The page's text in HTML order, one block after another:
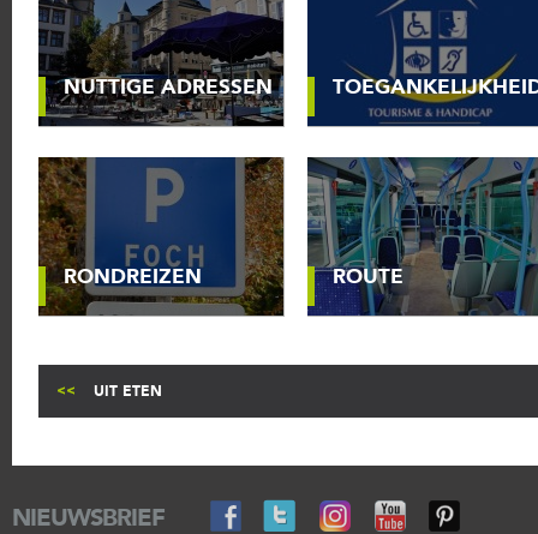
NUTTIGE ADRESSEN
RONDREIZEN ROUTE
UIT ETEN
NIEUWSBRIEF